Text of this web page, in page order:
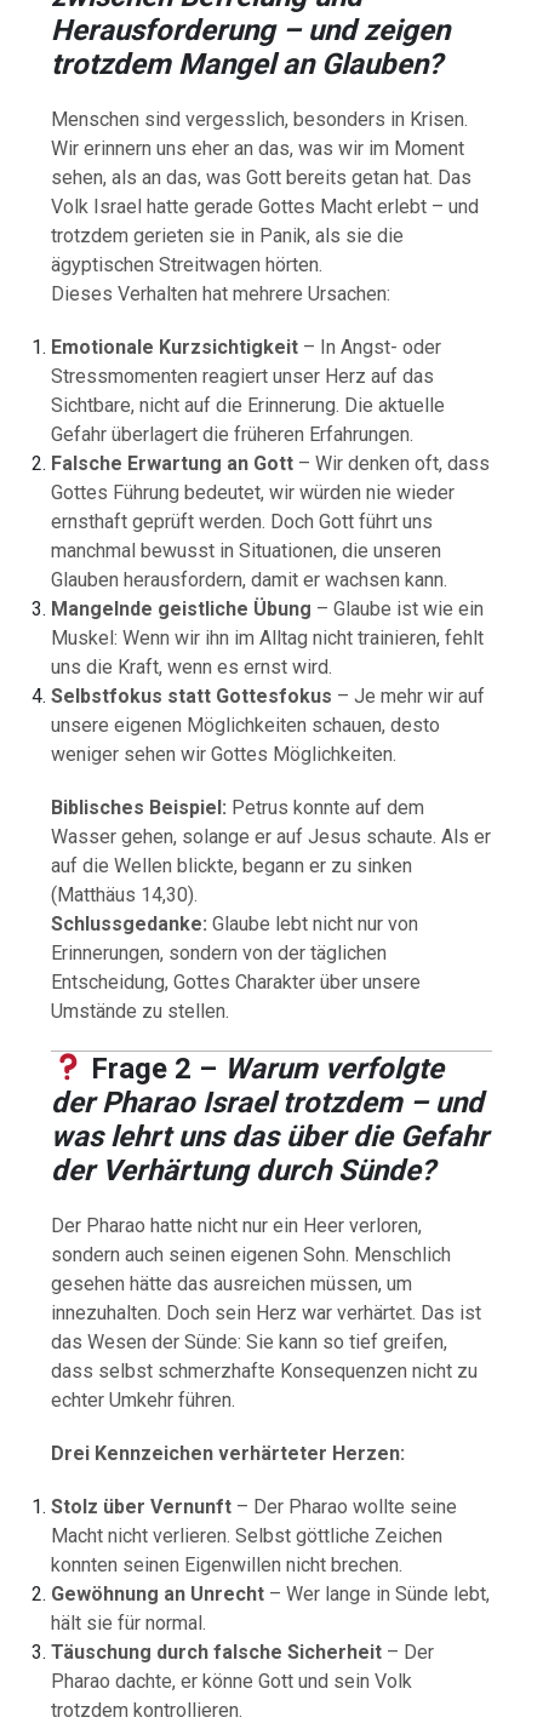
Herausforderung – und zeigen
trotzdem Mangel an Glauben?
Menschen sind vergesslich, besonders in Krisen.
Wir erinnern uns eher an das, was wir im Moment
sehen, als an das, was Gott bereits getan hat. Das
Volk Israel hatte gerade Gottes Macht erlebt – und
trotzdem gerieten sie in Panik, als sie die
ägyptischen Streitwagen hörten.
Dieses Verhalten hat mehrere Ursachen:
Emotionale Kurzsichtigkeit – In Angst- oder
Stressmomenten reagiert unser Herz auf das
Sichtbare, nicht auf die Erinnerung. Die aktuelle
Gefahr überlagert die früheren Erfahrungen.
Falsche Erwartung an Gott – Wir denken oft, dass
Gottes Führung bedeutet, wir würden nie wieder
ernsthaft geprüft werden. Doch Gott führt uns
manchmal bewusst in Situationen, die unseren
Glauben herausfordern, damit er wachsen kann.
Mangelnde geistliche Übung – Glaube ist wie ein
Muskel: Wenn wir ihn im Alltag nicht trainieren, fehlt
uns die Kraft, wenn es ernst wird.
Selbstfokus statt Gottesfokus – Je mehr wir auf
unsere eigenen Möglichkeiten schauen, desto
weniger sehen wir Gottes Möglichkeiten.
Biblisches Beispiel: Petrus konnte auf dem
Wasser gehen, solange er auf Jesus schaute. Als er
auf die Wellen blickte, begann er zu sinken
(Matthäus 14,30).
Schlussgedanke: Glaube lebt nicht nur von
Erinnerungen, sondern von der täglichen
Entscheidung, Gottes Charakter über unsere
Umstände zu stellen.
Frage 2 – Warum verfolgte
der Pharao Israel trotzdem – und
was lehrt uns das über die Gefahr
der Verhärtung durch Sünde?
Der Pharao hatte nicht nur ein Heer verloren,
sondern auch seinen eigenen Sohn. Menschlich
gesehen hätte das ausreichen müssen, um
innezuhalten. Doch sein Herz war verhärtet. Das ist
das Wesen der Sünde: Sie kann so tief greifen,
dass selbst schmerzhafte Konsequenzen nicht zu
echter Umkehr führen.
Drei Kennzeichen verhärteter Herzen:
Stolz über Vernunft – Der Pharao wollte seine
Macht nicht verlieren. Selbst göttliche Zeichen
konnten seinen Eigenwillen nicht brechen.
Gewöhnung an Unrecht – Wer lange in Sünde lebt,
hält sie für normal.
Täuschung durch falsche Sicherheit – Der
Pharao dachte, er könne Gott und sein Volk
trotzdem kontrollieren.